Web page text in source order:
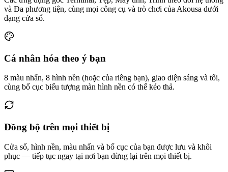
và Đa phương tiện, cùng mọi công cụ và trò chơi của Akousa dưới
dạng cửa sổ.
Cá nhân hóa theo ý bạn
8 màu nhấn, 8 hình nền (hoặc của riêng bạn), giao diện sáng và tối,
cùng bố cục biểu tượng màn hình nền có thể kéo thả.
Đồng bộ trên mọi thiết bị
Cửa sổ, hình nền, màu nhấn và bố cục của bạn được lưu và khôi
phục — tiếp tục ngay tại nơi bạn dừng lại trên mọi thiết bị.